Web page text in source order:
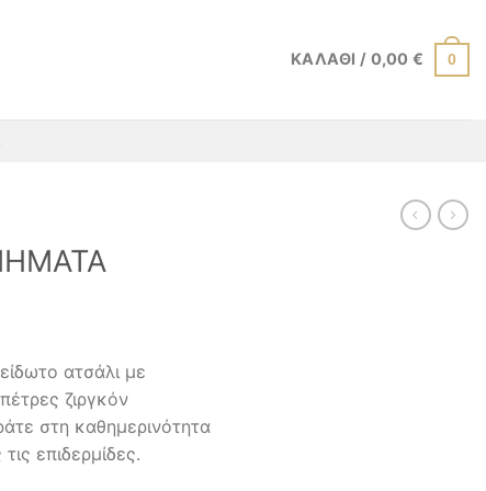
ΚΑΛΆΘΙ / 0,00€ 0
ατσάλι με
ζιργκόν
στη καθημερινότητα
επιδερμίδες.